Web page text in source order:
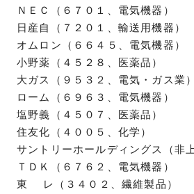
ＮＥＣ（６７０１、電気機器）
日産自（７２０１、輸送用機器）
オムロン（６６４５、電気機器）
小野薬（４５２８、医薬品）
大ガス（９５３２、電気・ガス業）
ローム（６９６３、電気機器）
塩野義（４５０７、医薬品）
住友化（４００５、化学）
サントリーホールディングス（非上
ＴＤＫ（６７６２、電気機器）
東 レ（３４０２、繊維製品）